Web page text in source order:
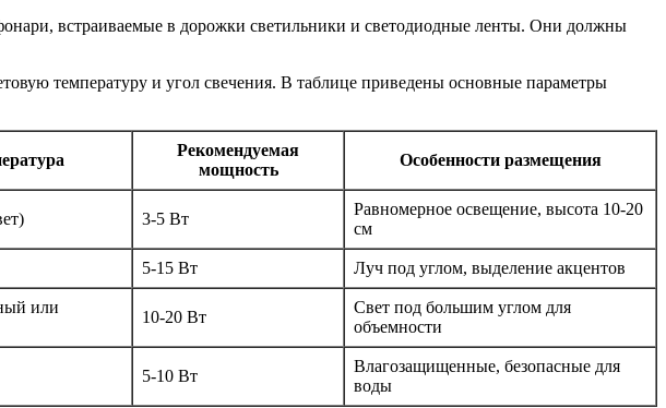
встраиваемые в дорожки светильники и светодиодные ленты. Они должны
температуру и угол свечения. В таблице приведены основные параметры
Рекомендуемая
мощность
Особенности размещения
3-5 Вт
Равномерное освещение, высота 10-20
см
5-15 Вт Луч под углом, выделение акцентов
или
10-20 Вт
Свет под большим углом для
объемности
5-10 Вт
Влагозащищенные, безопасные для
воды